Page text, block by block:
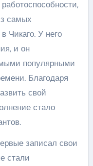
самых
Чикаго. У него
и он
популярными
Благодаря
свой
стало
записал свои
стали